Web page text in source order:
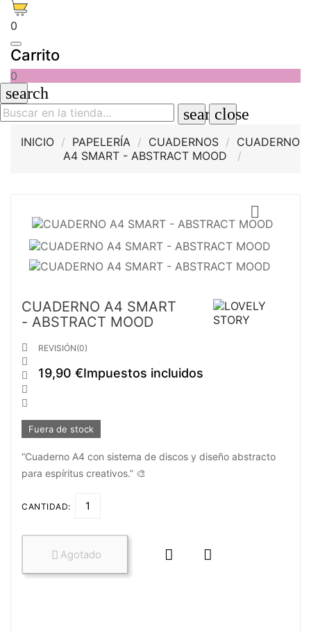
0
Carrito
0
search
searchclose
INICIO PAPELERÍA CUADERNOS
CUADERNO
A4 SMART - ABSTRACT MOOD

CUADERNO A4 SMART
- ABSTRACT MOOD





REVISIÓN(0)
19,90 €Impuestos incluidos
Fuera de stock
“Cuaderno A4 con sistema de discos y diseño abstracto
para espíritus creativos.” 🎨
CANTIDAD:
 Agotado  